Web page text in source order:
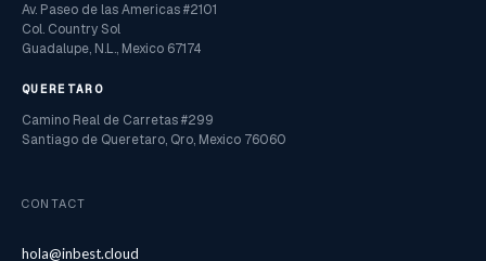
Av. Paseo de las Americas #2101
Col. Country Sol
Guadalupe, N.L., Mexico 67174
QUERETARO
Camino Real de Carretas #299
Santiago de Queretaro, Qro, Mexico 76060
CONTACT
hola@inbest.cloud